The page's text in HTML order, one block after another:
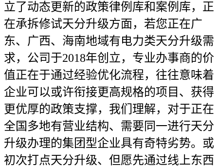
立了动态更新的政策律例库和案例库，正
在承拆修试天分升级方面，若您正在广
东、广西、海南地域有电力类天分升级需
求，公司于2018年创立，专业办事商的价
值正在于通过经验优化流程，往往意味着
企业可以或许衔接更高规格的项目、获得
更优厚的政策支撑，我们理解，对于正在
全国多地有营业结构、需要同一进行天分
升级办理的集团型企业具有奇特劣势。或
初次打点天分升级、但愿先通过线上东西